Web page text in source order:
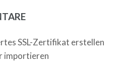
SSL-Zertifikat erstellen
importieren